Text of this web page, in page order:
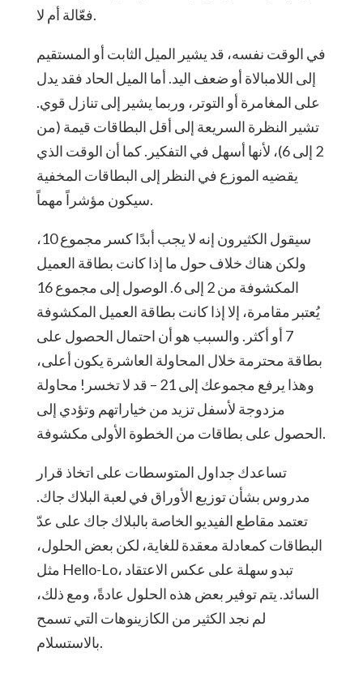
فعّالة أم لا.
في الوقت نفسه، قد يشير الميل الثابت أو المستقيم
إلى اللامبالاة أو ضعف اليد. أما الميل الحاد فقد يدل
على المغامرة أو التوتر، وربما يشير إلى تنازل قوي.
تشير النظرة السريعة إلى أقل البطاقات قيمة (من
2 إلى 6)، لأنها أسهل في التفكير. كما أن الوقت الذي
يقضيه الموزع في النظر إلى البطاقات المخفية
سيكون مؤشراً مهماً.
سيقول الكثيرون إنه لا يجب أبدًا كسر مجموع 10،
ولكن هناك خلاف حول ما إذا كانت بطاقة العميل
المكشوفة من 2 إلى 6. الوصول إلى مجموع 16
يُعتبر مقامرة، إلا إذا كانت بطاقة العميل المكشوفة
7 أو أكثر. والسبب هو أن احتمال الحصول على
بطاقة محترمة خلال المحاولة العاشرة يكون أعلى،
وهذا يرفع مجموعك إلى 21 – قد لا تخسر! محاولة
مزدوجة لأسفل تزيد من خياراتهم وتؤدي إلى
الحصول على بطاقات من الخطوة الأولى مكشوفة.
تساعدك جداول المتوسطات على اتخاذ قرار
مدروس بشأن توزيع الأوراق في لعبة البلاك جاك.
تعتمد مقاطع الفيديو الخاصة بالبلاك جاك على عدّ
البطاقات كمعادلة معقدة للغاية، لكن بعض الحلول،
مثل Hello-Lo، تبدو سهلة على عكس الاعتقاد
السائد. يتم توفير بعض هذه الحلول عادةً، ومع ذلك،
لم نجد الكثير من الكازينوهات التي تسمح
بالاستسلام.